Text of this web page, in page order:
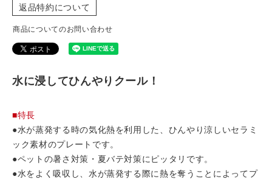
返品特約について
商品についてのお問い合わせ
水に浸してひんやりクール！
■特長
●水が蒸発する時の気化熱を利用した、ひんやり涼しいセラミ
ック素材のプレートです。
●ペットの暑さ対策・夏バテ対策にピッタリです。
●水をよく吸収し、水が蒸発する際に熱を奪うことによってプ